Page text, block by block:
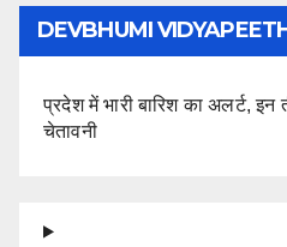
DEVBHUMI
प्रदेश में भारी बारिश का अलर्ट, इन
चेतावनी